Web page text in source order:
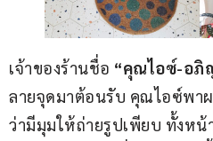
เจ้าของร้านชื่อ “คุณไอซ์-อ
ลายจุดมาต้อนรับ คุณไอซ์พา
ว่ามีมุมให้ถ่ายรูปเพียบ ทั้งหน้